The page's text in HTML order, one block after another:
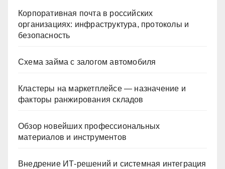
Корпоративная почта в российских
организациях: инфраструктура, протоколы и
безопасность
Схема займа с залогом автомобиля
Кластеры на маркетплейсе — назначение и
факторы ранжирования складов
Обзор новейших профессиональных
материалов и инструментов
Внедрение ИТ-решений и системная интеграция